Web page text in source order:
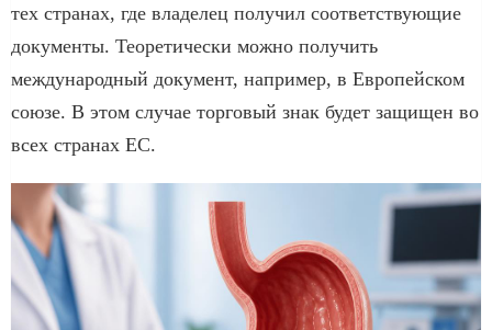
тех странах, где владелец получил соответствующие
документы. Теоретически можно получить
международный документ, например, в Европейском
союзе. В этом случае торговый знак будет защищен во
всех странах ЕС.